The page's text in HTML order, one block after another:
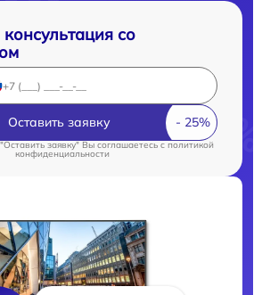
со
Оставить заявку
заявку" Вы соглашаетесь cполитикой
конфиденциальности